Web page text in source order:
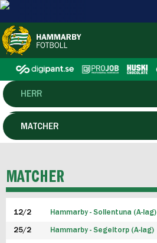
HERR
DAM
P19
F19
MATCHER
MATCHER
12/2 Hammarby - Sollentuna (A-lag)
25/2 Hammarby - Segeltorp (A-lag)